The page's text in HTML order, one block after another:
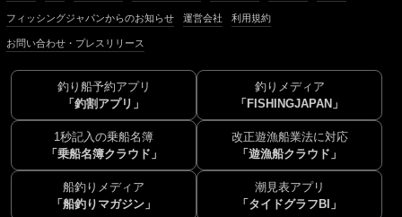
フィッシングジャパンからのお知らせ 運営会社 利用規約
お問い合わせ・プレスリリース
釣り船予約アプリ
「釣割アプリ」
釣りメディア
「FISHINGJAPAN」
1秒記入の乗船名簿
「乗船名簿クラウド」
改正遊漁船業法に対応
「遊漁船クラウド」
船釣りメディア
「船釣りマガジン」
潮見表アプリ
「タイドグラフBI」